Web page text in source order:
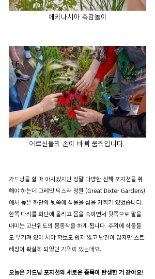
에키나시아 촉감놀이
어르신들의 손이 바삐 움직입니다.
가드닝을 할 때 아시겠지만 정말 다양한 신체 포지션을 취
해야 하는데 그레잇 딕스터 정원 (Great Dixter Gardens)
에서 높은 화단의 뒷쪽에 식물을 심을 기회가 있었습니다.
한쪽 다리를 화단에 올리고 몸을 숙이면서 뒷쪽으로 팔을
내미는 고난위도의 몸동작을 하게 됩니다. 주위에 식물들
도 우거져 있어 시야 확보도 쉽지 않고 난관이 많지만 스트
레칭이 확실히 되었던 기억이 있는데요.
오늘은 가드닝 포지션의 새로운 종목이 탄생한 거 같아요!